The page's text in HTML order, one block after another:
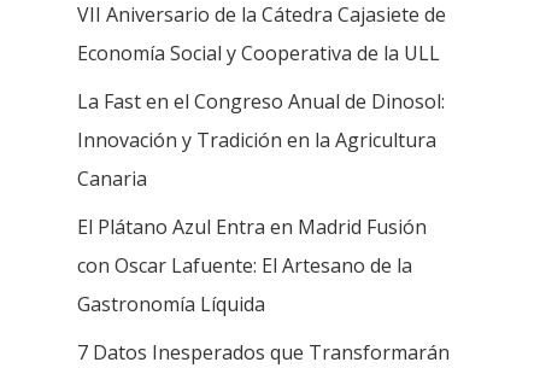
VII Aniversario de la Cátedra Cajasiete de
Economía Social y Cooperativa de la ULL
La Fast en el Congreso Anual de Dinosol:
Innovación y Tradición en la Agricultura
Canaria
El Plátano Azul Entra en Madrid Fusión
con Oscar Lafuente: El Artesano de la
Gastronomía Líquida
7 Datos Inesperados que Transformarán